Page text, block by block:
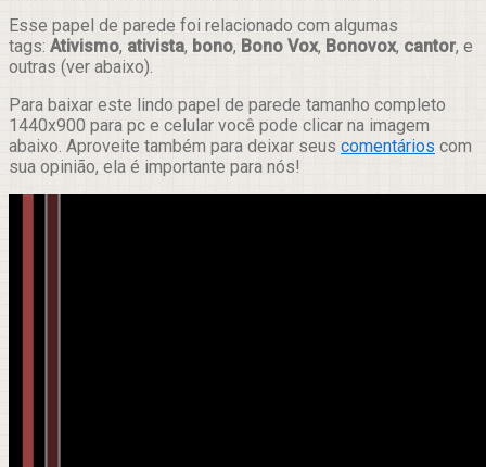
Esse papel de parede foi relacionado com algumas
tags: Ativismo, ativista, bono, Bono Vox, Bonovox, cantor, e
outras (ver abaixo).
Para baixar este lindo papel de parede tamanho completo
1440x900 para pc e celular você pode clicar na imagem
abaixo. Aproveite também para deixar seus comentários com
sua opinião, ela é importante para nós!